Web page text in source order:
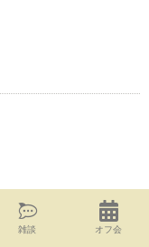
雑談 オフ会